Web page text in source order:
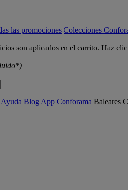
las promociones Colecciones
son aplicados en el carrito. Haz
Ayuda Blog App Conforama Baleares